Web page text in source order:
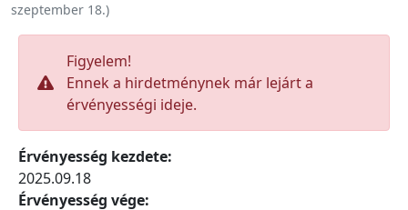
szeptember 18.)
Figyelem!
Ennek a hirdetménynek már lejárt a
érvényességi ideje.
Érvényesség kezdete:
2025.09.18
Érvényesség vége: